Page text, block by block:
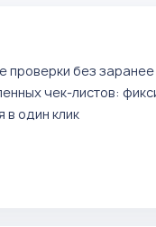
проверки без заранее
чек-листов:
в один клик